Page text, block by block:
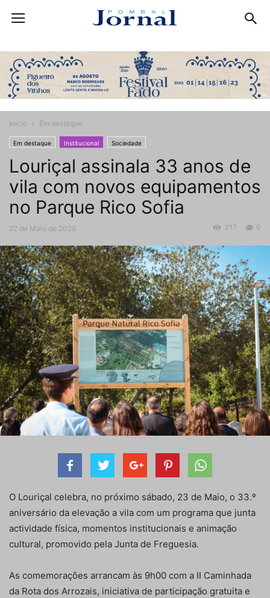
Início Em destaque
Em destaque Institucional Sociedade
Louriçal assinala 33 anos de
vila com novos equipamentos
no Parque Rico Sofia
22 de Maio de 2026 0
317
O Louriçal celebra, no próximo sábado, 23 de Maio, o 33.º
aniversário da elevação a vila com um programa que junta
actividade física, momentos institucionais e animação
cultural, promovido pela Junta de Freguesia.
As comemorações arrancam às 9h00 com a II Caminhada
da Rota dos Arrozais, iniciativa de participação gratuita e